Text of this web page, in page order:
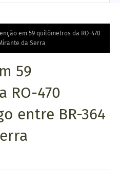
em 59 quilômetros da RO-470
da Serra
59
RO-470
entre BR-364